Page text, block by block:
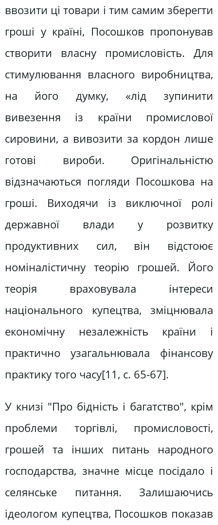
ввозити ці товари і тим самим зберегти
гроші у країні, Посошков пропонував
створити власну промисловість. Для
стимулювання власного виробництва,
на його думку, «лід зупинити
вивезення із країни промислової
сировини, а вивозити за кордон лише
готові вироби. Оригінальністю
відзначаються погляди Посошкова на
гроші. Виходячи із виключної ролі
державної влади у розвитку
продуктивних сил, він відстоює
номіналістичну теорію грошей. Його
теорія враховувала інтереси
національного купецтва, зміцнювала
економічну незалежність країни і
практично узагальнювала фінансову
практику того часу[11, c. 65-67].
У книзі "Про бідність і багатство", крім
проблеми торгівлі, промисловості,
грошей та інших питань народного
господарства, значне місце посідало і
селянське питання. Залишаючись
ідеологом купецтва, Посошков показав